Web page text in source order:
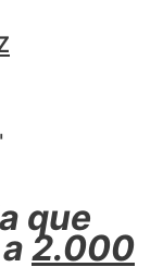
que
2.000